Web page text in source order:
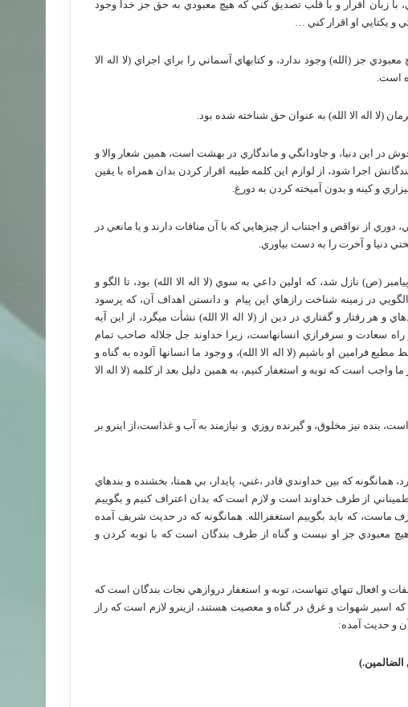
با زبان اقرار و با قلب تصديق كني كه هيچ معبودي به حق جز خدا وجود
و يكتايي او اقرار كني …
جز (الله) وجود ندارد، و كتابهاي آسماني را براي اجراي (لا اله الا
است.
(لا اله الا الله) به عنوان حق شناخته شده بود.
در اين دنيا، و جاودانگي و ماندگاري در بهشت است، همين شعار والا و
اجرا شود، از لوازم اين كلمه طيبه اقرار كردن بدان همراه با يقين
و كينه و بدون آميخته كردن به دورغ.
از نواقص و اجتناب از چيزهايي كه با آن منافات دارند و يا مانعي در
دنيا و آخرت را به دست بياوري.
(ص) نازل شد، كه اولين داعي به سوي (لا اله الا الله) بود، تا الگو و
در زمينه شناخت رازهاي اين پيام و دانستن اهداف آن، كه پرسود
و هر رفتار و گفتاري در دين از (لا اله الا الله) نشأت ميگرد، از اين آيه
راه سعادت و سرفرازي انسانهاست، زيرا خداوند جل جلاله صاحب تمام
او باشيم (لا اله الا الله)، و وجود ما انسانها آلوده به گناه و
است كه توبه و استغفار كنيم، به همين دليل بعد از كلمه (لا اله الا
بنده نيز مخلوق، و گيرنده روزي و نيازمند به آب و غذاست،از اينرو بر
همانگونه كه بين خداوندي قادر ،غني، پايدار، بي همتا، بخشنده و بنده­اي
از طرف خداوند است و لازم است كه بدان اعتراف كنيم و بگوييم
ماست، كه بايد بگوييم استغفرالله. همانگونه كه در حديث شريف آمده
معبودي جز او نيست و گناه از طرف بندگان است كه با توبه كردن و
و افعال تنهاي تنهاست، توبه و استغفار دروازه­ي نجات بندگان است كه
اسير شهوات و غرق در گناه و معصيت هستند، ازينرو لازم است كه راز
و حديث آمده:
الضالمين.)